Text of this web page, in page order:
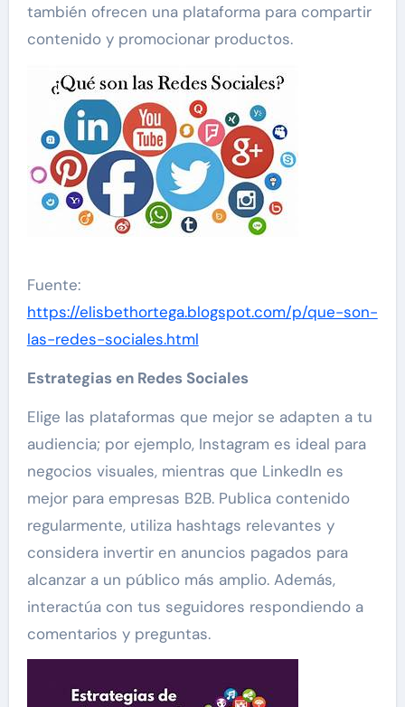
también ofrecen una plataforma para compartir
contenido y promocionar productos.
Fuente:
https://elisbethortega.blogspot.com/p/que-son-
las-redes-sociales.html
Estrategias en Redes Sociales
Elige las plataformas que mejor se adapten a tu
audiencia; por ejemplo, Instagram es ideal para
negocios visuales, mientras que LinkedIn es
mejor para empresas B2B. Publica contenido
regularmente, utiliza hashtags relevantes y
considera invertir en anuncios pagados para
alcanzar a un público más amplio. Además,
interactúa con tus seguidores respondiendo a
comentarios y preguntas.